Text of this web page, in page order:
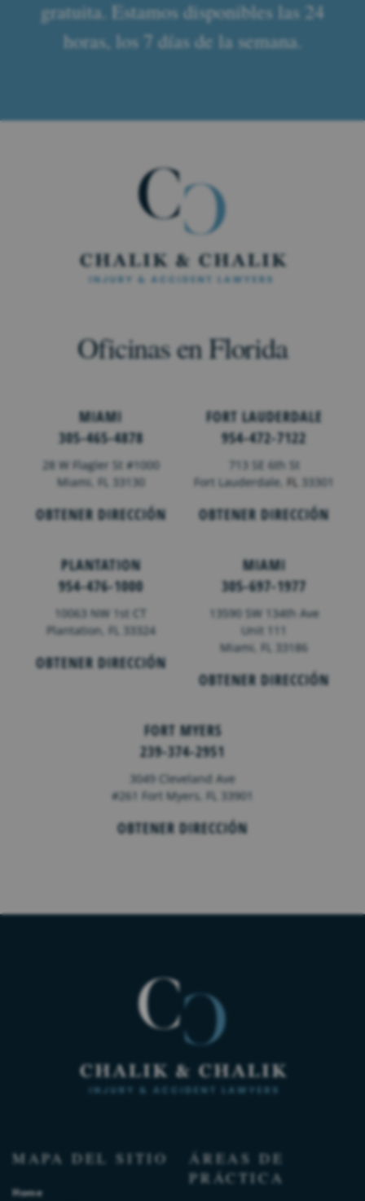
gratuita. Estamos disponibles las 24
horas, los 7 días de la semana.
Oficinas en Florida
MIAMI
305-465-4878
28 W Flagler St #1000
Miami, FL 33130
OBTENER DIRECCIÓN
FORT LAUDERDALE
954-472-7122
713 SE 6th St
Fort Lauderdale, FL 33301
OBTENER DIRECCIÓN
PLANTATION
954-476-1000
10063 NW 1st CT
Plantation, FL 33324
OBTENER DIRECCIÓN
MIAMI
305-697-1977
13590 SW 134th Ave
Unit 111
Miami, FL 33186
OBTENER DIRECCIÓN
FORT MYERS
239-374-2951
3049 Cleveland Ave
#261 Fort Myers, FL 33901
OBTENER DIRECCIÓN
MAPA DEL SITIO
Home
ÁREAS DE
PRÁCTICA